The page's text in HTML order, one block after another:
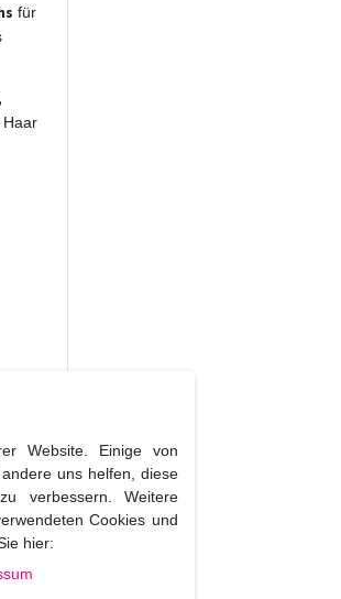
für
Haar
Website. Einige von
uns helfen, diese
verbessern. Weitere
Cookies und
hier: